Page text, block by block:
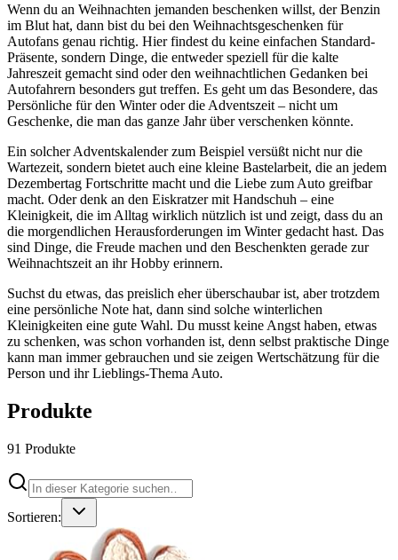
Wenn du an Weihnachten jemanden beschenken willst, der Benzin
im Blut hat, dann bist du bei den Weihnachtsgeschenken für
Autofans genau richtig. Hier findest du keine einfachen Standard-
Präsente, sondern Dinge, die entweder speziell für die kalte
Jahreszeit gemacht sind oder den weihnachtlichen Gedanken bei
Autofahrern besonders gut treffen. Es geht um das Besondere, das
Persönliche für den Winter oder die Adventszeit – nicht um
Geschenke, die man das ganze Jahr über verschenken könnte.
Ein solcher Adventskalender zum Beispiel versüßt nicht nur die
Wartezeit, sondern bietet auch eine kleine Bastelarbeit, die an jedem
Dezembertag Fortschritte macht und die Liebe zum Auto greifbar
macht. Oder denk an den Eiskratzer mit Handschuh – eine
Kleinigkeit, die im Alltag wirklich nützlich ist und zeigt, dass du an
die morgendlichen Herausforderungen im Winter gedacht hast. Das
sind Dinge, die Freude machen und den Beschenkten gerade zur
Weihnachtszeit an ihr Hobby erinnern.
Suchst du etwas, das preislich eher überschaubar ist, aber trotzdem
eine persönliche Note hat, dann sind solche winterlichen
Kleinigkeiten eine gute Wahl. Du musst keine Angst haben, etwas
zu schenken, was schon vorhanden ist, denn selbst praktische Dinge
kann man immer gebrauchen und sie zeigen Wertschätzung für die
Person und ihr Lieblings-Thema Auto.
Produkte
91 Produkte
Sortieren: